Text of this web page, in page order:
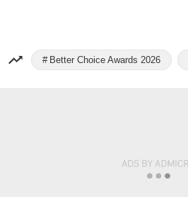
Better Choice Awards 2026